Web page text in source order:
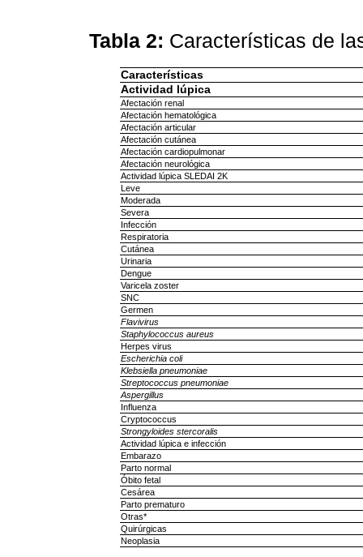
Tabla 2: Características de
Características
Actividad lúpica
Afectación renal
Afectación hematológica
Afectación articular
Afectación cutánea
Afectación cardiopulmonar
Afectación neurológica
Actividad lúpica SLEDAI 2K
Leve
Moderada
Severa
Infección
Respiratoria
Cutánea
Urinaria
Dengue
Varicela zoster
SNC
Germen
Flavivirus
Staphylococcus aureus
Herpes virus
Escherichia coli
Klebsiella pneumoniae
Streptococcus pneumoniae
Aspergillus
Influenza
Cryptococcus
Strongyloides stercoralis
Actividad lúpica e infección
Embarazo
Parto normal
Óbito fetal
Cesárea
Parto prematuro
Otras*
Quirúrgicas
Neoplasia